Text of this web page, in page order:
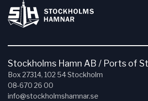
Stockholms Hamn AB / Ports of
Box 27314, 102 54 Stockholm
08-670 26 00
info@stockholmshamnar.se